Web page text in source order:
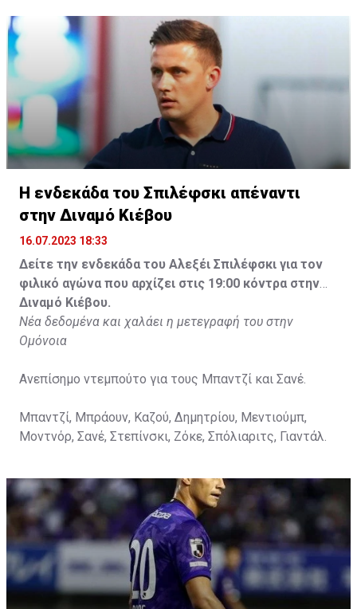
Η ενδεκάδα του Σπιλέφσκι απέναντι
στην Διναμό Κιέβου
16.07.2023 18:33
Δείτε την ενδεκάδα του Αλεξέι Σπιλέφσκι για τον
φιλικό αγώνα που αρχίζει στις 19:00 κόντρα στην
Διναμό Κιέβου.
Νέα δεδομένα και χαλάει η μετεγραφή του στην
Ομόνοια
Ανεπίσημο ντεμπούτο για τους Μπαντζί και Σανέ.
Μπαντζί, Μπράουν, Καζού, Δημητρίου, Μεντιούμπ,
Μοντνόρ, Σανέ, Στεπίνσκι, Ζόκε, Σπόλιαριτς, Γιαντάλ.